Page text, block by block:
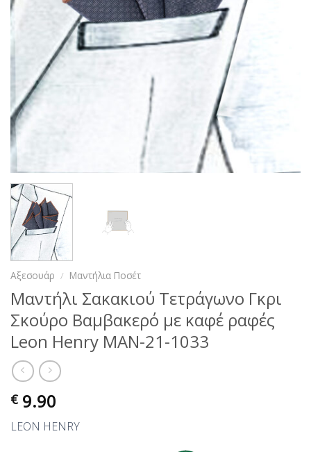
Αξεσουάρ / Μαντήλια Ποσέτ
Μαντήλι Σακακιού Τετράγωνο Γκρι
Σκούρο Βαμβακερό με καφέ ραφές
Leon Henry MAN-21-1033
€ 9.90
LEON HENRY